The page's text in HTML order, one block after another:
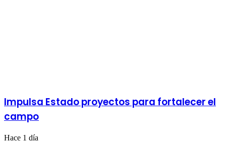
Impulsa Estado proyectos para fortalecer el
campo
Hace 1 día